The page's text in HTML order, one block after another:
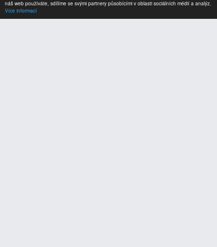
náš web používáte, sdílíme se svými partnery působícími v oblasti sociálních médií a analýz.
Více informací